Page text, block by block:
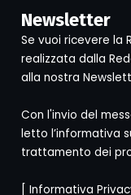
Newsletter
Se vuoi ricevere la
realizzata dalla
alla nostra
Con l'invio del
letto l’informativa
trattamento dei
[ Informativa